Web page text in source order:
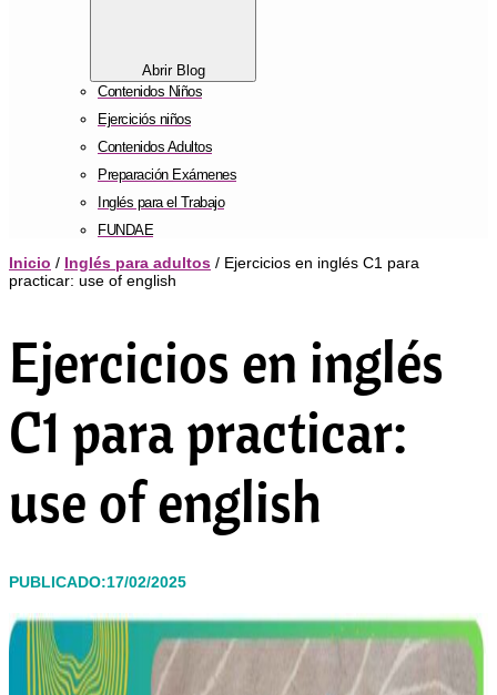
Abrir Blog
Contenidos Niños
Ejerciciós niños
Contenidos Adultos
Preparación Exámenes
Inglés para el Trabajo
FUNDAE
Inicio / Inglés para adultos / Ejercicios en inglés C1 para
practicar: use of english
Ejercicios en inglés
C1 para practicar:
use of english
PUBLICADO:17/02/2025